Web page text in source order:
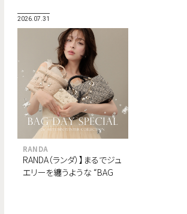
2026.07.31
RANDA
RANDA（ランダ）】まるでジュ
エリーを纏うような “BAG